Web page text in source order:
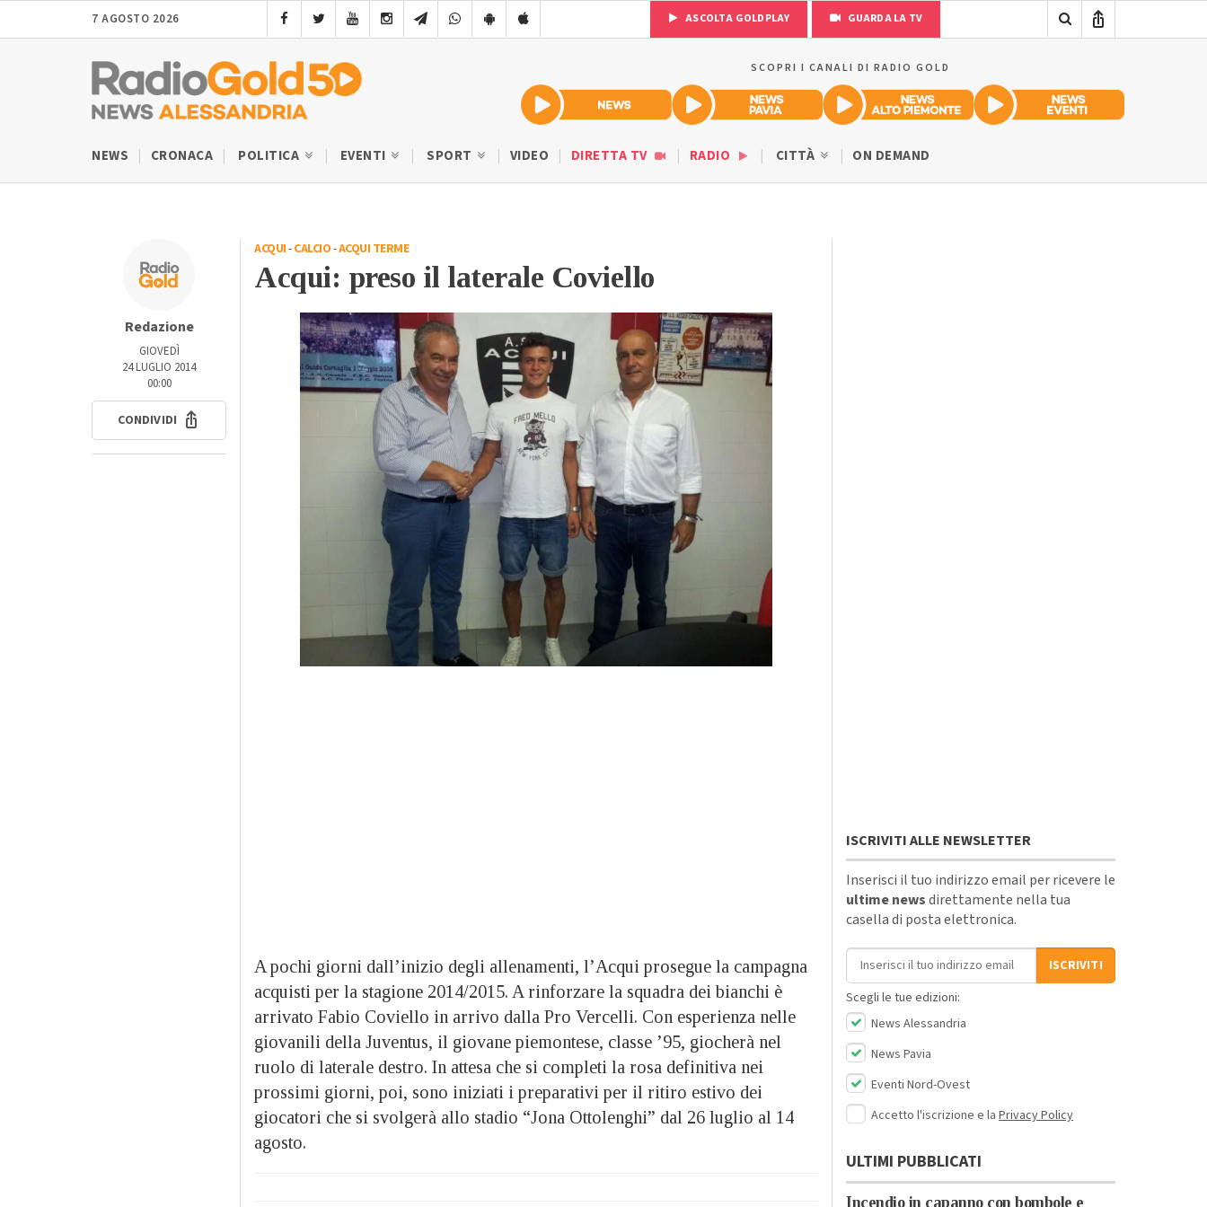
7 AGOSTO 2026 ASCOLTA GOLDPLAY GUARDA LA TV
SCOPRI I CANALI DI RADIO GOLD
NEWS CRONACA POLITICA EVENTI SPORT VIDEO DIRETTA TV RADIO CITTÀ ON DEMAND
Redazione
GIOVEDÌ
24 LUGLIO 2014
00:00
CONDIVIDI
ACQUI-CALCIO-ACQUI TERME
Acqui: preso il laterale Coviello
A pochi giorni dall’inizio degli allenamenti, l’Acqui prosegue la campagna
acquisti per la stagione 2014/2015. A rinforzare la squadra dei bianchi è
arrivato Fabio Coviello in arrivo dalla Pro Vercelli. Con esperienza nelle
giovanili della Juventus, il giovane piemontese, classe ’95, giocherà nel
ruolo di laterale destro. In attesa che si completi la rosa definitiva nei
prossimi giorni, poi, sono iniziati i preparativi per il ritiro estivo dei
giocatori che si svolgerà allo stadio “Jona Ottolenghi” dal 26 luglio al 14
agosto.
ISCRIVITI ALLE NEWSLETTER
Inserisci il tuo indirizzo email per ricevere le
ultime newsdirettamente nella tua
casella di posta elettronica.
Indirizzo email
ISCRIVITI
Scegli le tue edizioni:
News Alessandria
News Pavia
Eventi Nord-Ovest
Accetto l'iscrizione e la Privacy Policy
ULTIMI PUBBLICATI
Incendio in capanno con bombole e